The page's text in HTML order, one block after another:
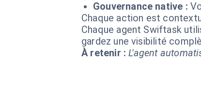
Gouvernance native :
Chaque action est
Chaque agent Swiftask
gardez une visibilité
À retenir : L'agent